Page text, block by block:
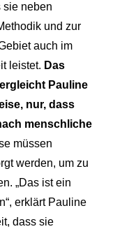
sie neben
und zur
auch im
leistet. Das
Pauline
nur, dass
menschliche
müssen
werden, um zu
„Das ist ein
erklärt Pauline
dass sie